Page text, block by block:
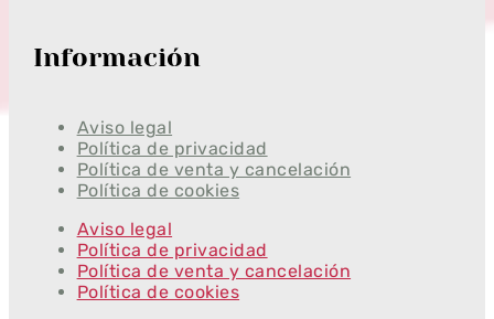
Información
Aviso legal
Política de privacidad
Política de venta y cancelación
Política de cookies
Aviso legal
Política de privacidad
Política de venta y cancelación
Política de cookies